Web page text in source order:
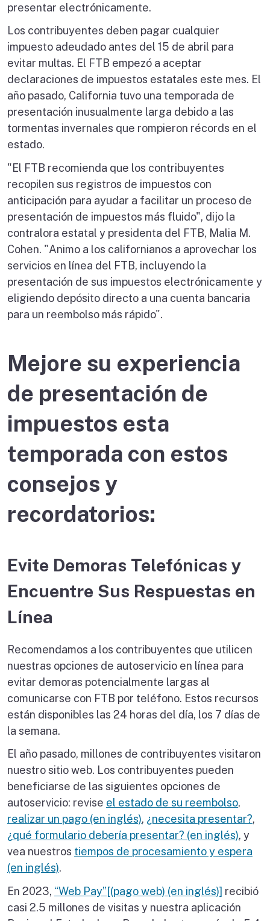
presentar electrónicamente.
Los contribuyentes deben pagar cualquier
impuesto adeudado antes del 15 de abril para
evitar multas. El FTB empezó a aceptar
declaraciones de impuestos estatales este mes. El
año pasado, California tuvo una temporada de
presentación inusualmente larga debido a las
tormentas invernales que rompieron récords en el
estado.
"El FTB recomienda que los contribuyentes
recopilen sus registros de impuestos con
anticipación para ayudar a facilitar un proceso de
presentación de impuestos más fluido", dijo la
contralora estatal y presidenta del FTB, Malia M.
Cohen. "Animo a los californianos a aprovechar los
servicios en línea del FTB, incluyendo la
presentación de sus impuestos electrónicamente y
eligiendo depósito directo a una cuenta bancaria
para un reembolso más rápido".
Mejore su experiencia
de presentación de
impuestos esta
temporada con estos
consejos y
recordatorios:
Evite Demoras Telefónicas y
Encuentre Sus Respuestas en
Línea
Recomendamos a los contribuyentes que utilicen
nuestras opciones de autoservicio en línea para
evitar demoras potencialmente largas al
comunicarse con FTB por teléfono. Estos recursos
están disponibles las 24 horas del día, los 7 días de
la semana.
El año pasado, millones de contribuyentes visitaron
nuestro sitio web. Los contribuyentes pueden
beneficiarse de las siguientes opciones de
autoservicio: revise el estado de su reembolso,
realizar un pago (en inglés), ¿necesita presentar?,
¿qué formulario debería presentar? (en inglés), y
vea nuestros tiempos de procesamiento y espera
(en inglés).
En 2023, “Web Pay”[(pago web) (en inglés)] recibió
casi 2.5 millones de visitas y nuestra aplicación